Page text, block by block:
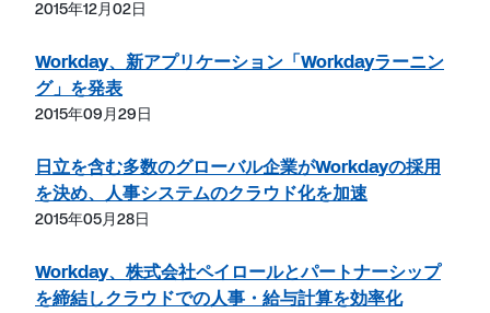
2015年12月02日
Workday、新アプリケーション「Workdayラーニン
グ」を発表
2015年09月29日
日立を含む多数のグローバル企業がWorkdayの採用
を決め、人事システムのクラウド化を加速
2015年05月28日
Workday、株式会社ペイロールとパートナーシップ
を締結しクラウドでの人事・給与計算を効率化